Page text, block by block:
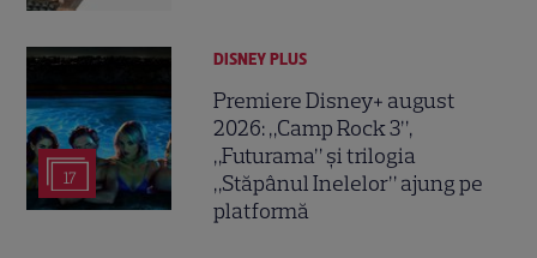
17
DISNEY PLUS
Premiere Disney+ august
2026: „Camp Rock 3”,
„Futurama” și trilogia
„Stăpânul Inelelor” ajung pe
platformă